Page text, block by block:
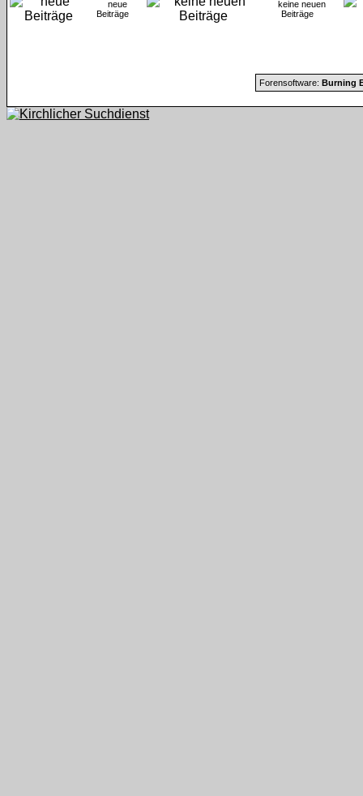
neue
Beiträge
keine neuen
Beiträge
Forensoftware: Burning